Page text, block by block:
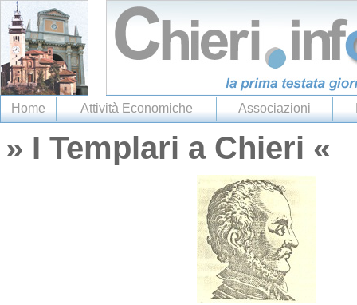
Home Attività Economiche Associazioni
» I Templari a Chieri «